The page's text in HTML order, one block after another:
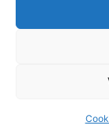
© 2026